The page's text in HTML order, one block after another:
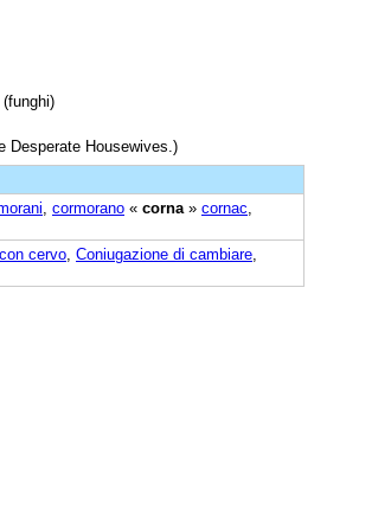
(funghi)
Desperate Housewives.)
cormorano « corna » cornac
cervo Coniugazione di cambiare